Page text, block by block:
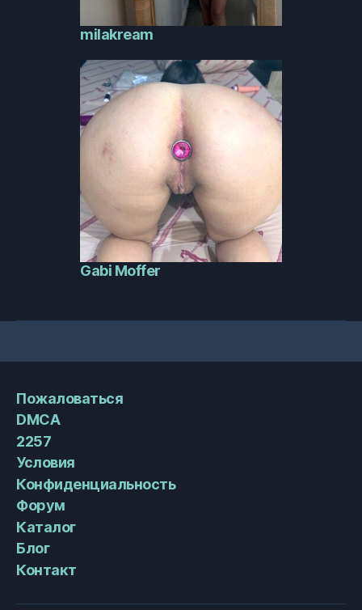
milakream
Gabi Moffer
Пожаловаться
DMCA
2257
Условия
Конфиденциальность
Форум
Каталог
Блог
Контакт